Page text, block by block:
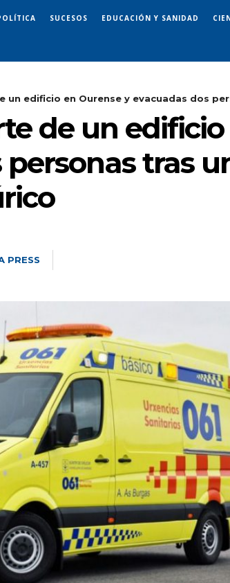
SUCESOS EDUCACIÓN Y SANIDAD
un edificio en Ourense y evacuadas dos
de un
tras
PRESS